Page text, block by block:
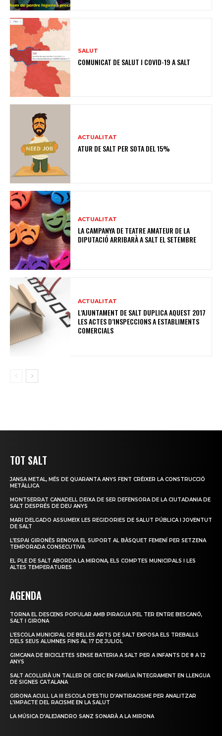
SALUT
COMUNICAT DE SALUT I COVID-19 A SALT
ACTUALITAT
ATUR DE SALT PER SOTA DEL 15%
ACTUALITAT
LA CAMPANYA DE TEATRE AMATEUR DE LA
DIPUTACIÓ ARRIBARÀ A SALT EL SETEMBRE
ACTUALITAT
L’AJUNTAMENT DE SALT DUPLICA AQUEST 2017
LES ACTES D’INSPECCIONS A ESTABLIMENTS
COMERCIALS
TOT SALT
JANSA METAL, MÉS DE QUARANTA ANYS FENT CRÉIXER LA CONSTRUCCIÓ
METÀL·LICA
MONTSERRAT CANADELL DEIXA DE SER DEFENSORA DE LA CIUTADANIA DE
SALT DESPRÉS DE DEU ANYS
MARI DELGADO ASSUMEIX LES REGIDORIES DE SALUT PÚBLICA I JOVENTUT
DE SALT
L’ESPAI GIRONÈS RENOVA EL SUPORT AL BÀSQUET FEMENÍ PER SETZENA
TEMPORADA CONSECUTIVA
EL PLE DE SALT ABORDA LA MIRONA, ELS COMPTES MUNICIPALS I LES
ALTES TEMPERATURES
AGENDA
TORNA EL DESCENS POPULAR AMB PIRAGUA PEL TER ENTRE BESCANÓ,
SALT I GIRONA
L’ESCOLA MUNICIPAL DE BELLES ARTS DE SALT EXPOSA ELS TREBALLS
DELS SEUS ALUMNES FINS AL 17 DE JULIOL
GIMCANA DE BICICLETES SENSE BATERIA A SALT PER A INFANTS DE 8 A 12
ANYS
SALT ACOLLIRÀ UN TALLER DE CIRC EN FAMÍLIA ÍNTEGRAMENT EN LLENGUA
DE SIGNES CATALANA
GIRONA ACULL LA III ESCOLA D’ESTIU D’ANTIRACISME PER ANALITZAR
L’IMPACTE DEL RACISME EN LA SALUT
LA MÚSICA D’ALEJANDRO SANZ SONARÀ A LA MIRONA